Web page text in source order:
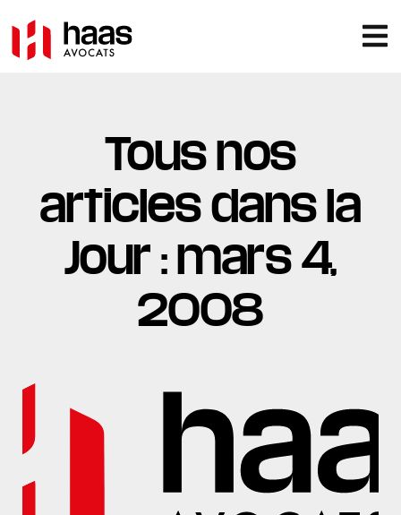
Tous nos
articles dans la
Jour : mars 4,
2008